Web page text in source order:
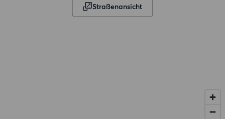
Straßenansicht